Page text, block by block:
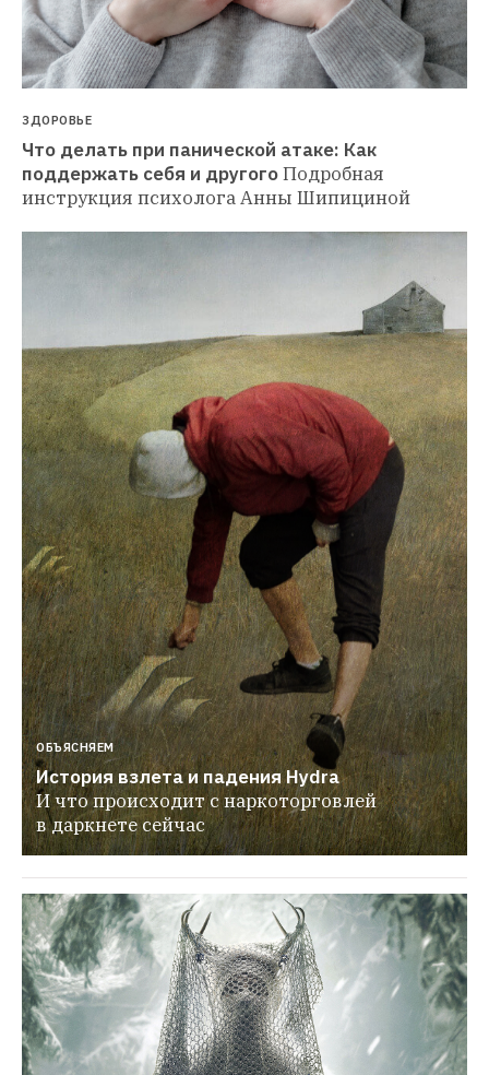
ЗДОРОВЬЕ
Что делать при панической атаке: Как
поддержать себя и другогоПодробная
инструкция психолога Анны Шипициной
ОБЪЯСНЯЕМ
История взлета и падения Hydra
И что происходит с наркоторговлей
в даркнете сейчас